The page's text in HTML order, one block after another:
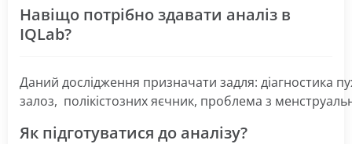
Навіщо потрібно здавати аналіз в
IQLab?
Даний дослідження призначати задля: діагностика
залоз, полікістознихяєчник, проблема з
Як підготуватися до аналізу?